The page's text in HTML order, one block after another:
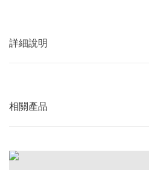
詳細說明
相關產品